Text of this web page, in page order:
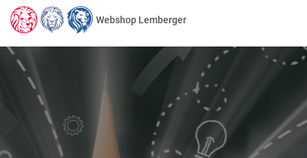
Webshop Lemberger